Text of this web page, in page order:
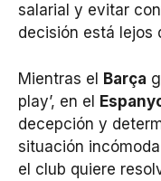
salarial y evitar
decisión está lejos
Mientras el Barça
play’, en el
decepción y
situación
el club quiere